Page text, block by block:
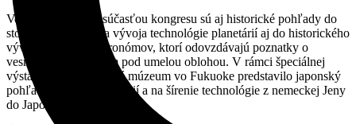
Veľmi zaujímavou súčasťou kongresu sú aj historické pohľady do
storočnej minulosti a vývoja technológie planetárií aj do historického
vývoja komunity astronómov, ktorí odovzdávajú poznatky o
vesmíre návštevníkom pod umelou oblohou. V rámci špeciálnej
výstavy nám Technické múzeum vo Fukuoke predstavilo japonský
pohľad na vývoj planetárií a na šírenie technológie z nemeckej Jeny
do Japonska.